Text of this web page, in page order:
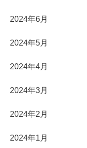
2024年6月
2024年5月
2024年4月
2024年3月
2024年2月
2024年1月